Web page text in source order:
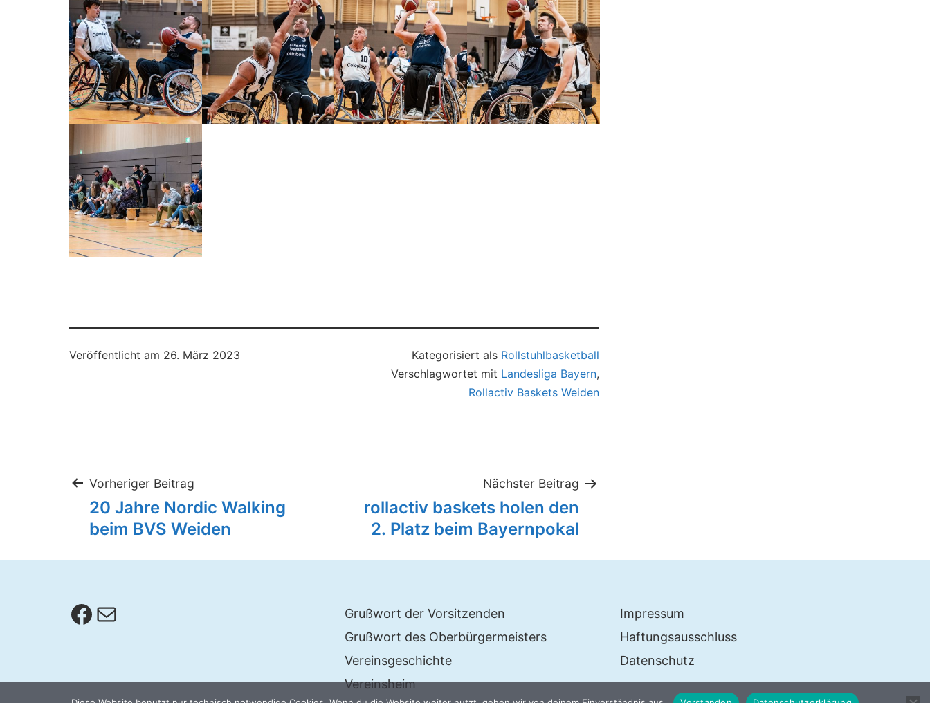
Veröffentlicht am 26. März 2023 Kategorisiert als Rollstuhlbasketball
Verschlagwortet mit Landesliga Bayern,
Rollactiv Baskets Weiden
Beitragsnavigation
Vorheriger Beitrag
20 Jahre Nordic Walking
beim BVS Weiden
Nächster Beitrag
rollactiv baskets holen den
2. Platz beim Bayernpokal
Facebook
E-Mail
Grußwort der Vorsitzenden
Grußwort des Oberbürgermeisters
Vereinsgeschichte
Vereinsheim
Impressum
Haftungsausschluss
Datenschutz